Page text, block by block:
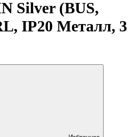
Silver (BUS,
IP20 Металл, 3